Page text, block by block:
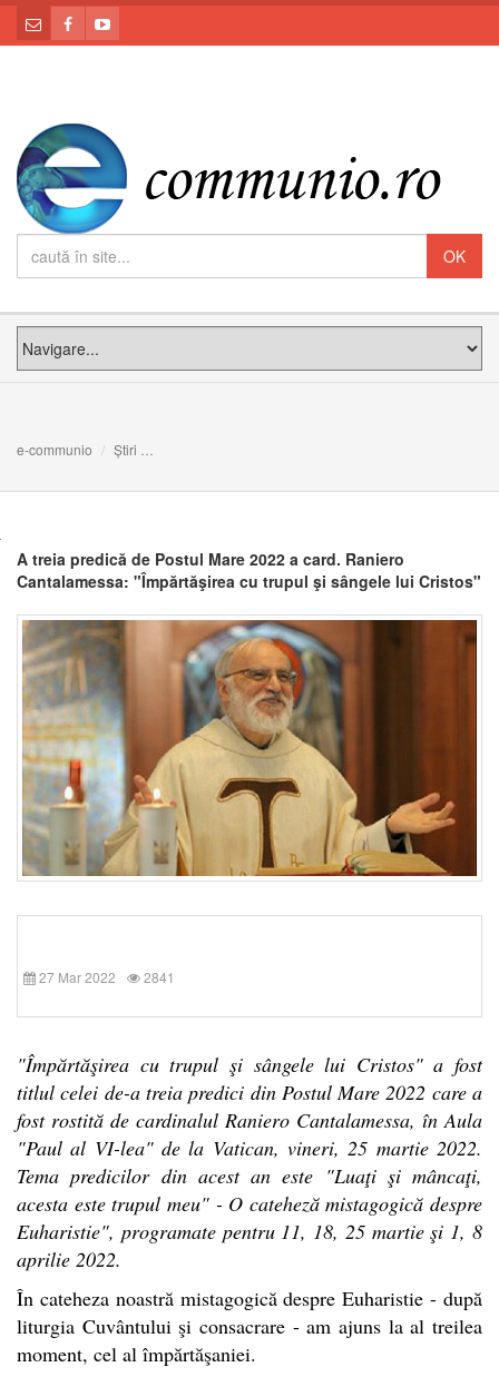
e-communio Știri
A treia predică de Postul Mare 2022 a card. Raniero
Cantalamessa: "Împărtăşirea cu trupul şi sângele lui Cristos"
27 Mar 2022 2841
"Împărtăşirea cu trupul şi sângele lui Cristos" a fost
titlul celei de-a treia predici din Postul Mare 2022 care a
fost rostită de cardinalul Raniero Cantalamessa, în Aula
"Paul al VI-lea" de la Vatican, vineri, 25 martie 2022.
Tema predicilor din acest an este "Luaţi şi mâncaţi,
acesta este trupul meu" - O cateheză mistagogică despre
Euharistie", programate pentru 11, 18, 25 martie şi 1, 8
aprilie 2022.
În cateheza noastră mistagogică despre Euharistie - după
liturgia Cuvântului şi consacrare - am ajuns la al treilea
moment, cel al împărtăşaniei.